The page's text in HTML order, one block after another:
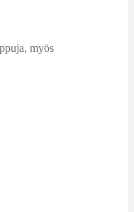
myös